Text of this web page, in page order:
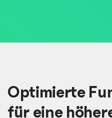
Optimierte
für eine